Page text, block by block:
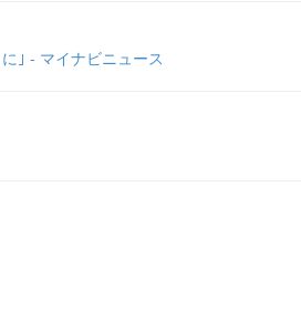
｣ - マイナビニュース